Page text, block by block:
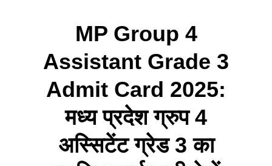
MP Group 4
Assistant Grade 3
Admit Card 2025:
मध्य प्रदेश ग्रुप 4
अस्सिटेंट ग्रेड 3 का